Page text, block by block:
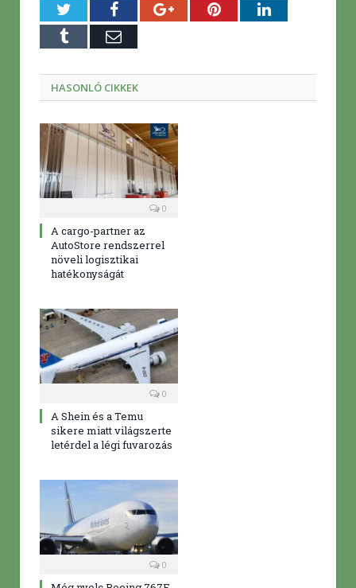
TwitterFacebookGoogle+PinterestLinkedIn
Tumblr E-
HASONLÓ CIKKEK
0
A cargo-partner az
AutoStore rendszerrel
növeli logisztikai
hatékonyságát
0
A Shein és a Temu
sikere miatt világszerte
letérdel a légi fuvarozás
0